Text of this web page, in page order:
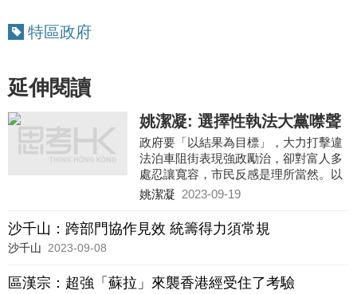
特區政府
延伸閱讀
姚潔凝: 選擇性執法大黨噤聲
政府要「以結果為目標」，大力打擊違
法泊車阻街表現強政勵治，卻對富人多
處忍讓寬容，市民反感是理所當然。以
立場先行無視富人違法的立法會大黨，
法反感，市民的不滿無處宣洩，違法僭
建無法解決，只會加劇市民對現屆政府
姚潔凝 2023-09-19
沙千山：跨部門協作見效 統籌得力須常規
沙千山 2023-09-08
區漢宗：超強「蘇拉」來襲香港經受住了考驗